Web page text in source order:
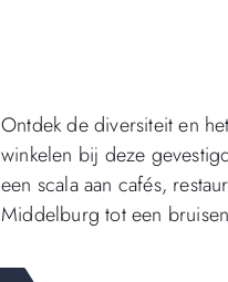
Ontdek de diversiteit en
winkelen bij deze
een scala aan cafés,
Middelburg tot een